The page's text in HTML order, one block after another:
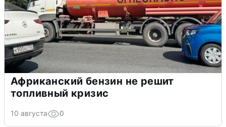
Африканский бензин не решит
топливный кризис
10 августа 0